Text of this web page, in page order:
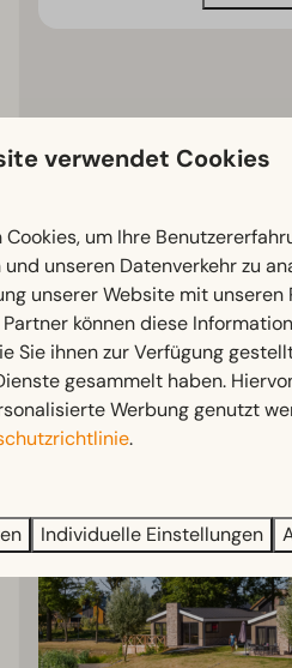
verwendet Cookies
um Ihre
unseren Datenverkehr zu
unserer Website mit
können diese
Sie ihnen zur Verfügung
gesammelt haben.
Werbung genutzt
.
Individuelle Einstellungen